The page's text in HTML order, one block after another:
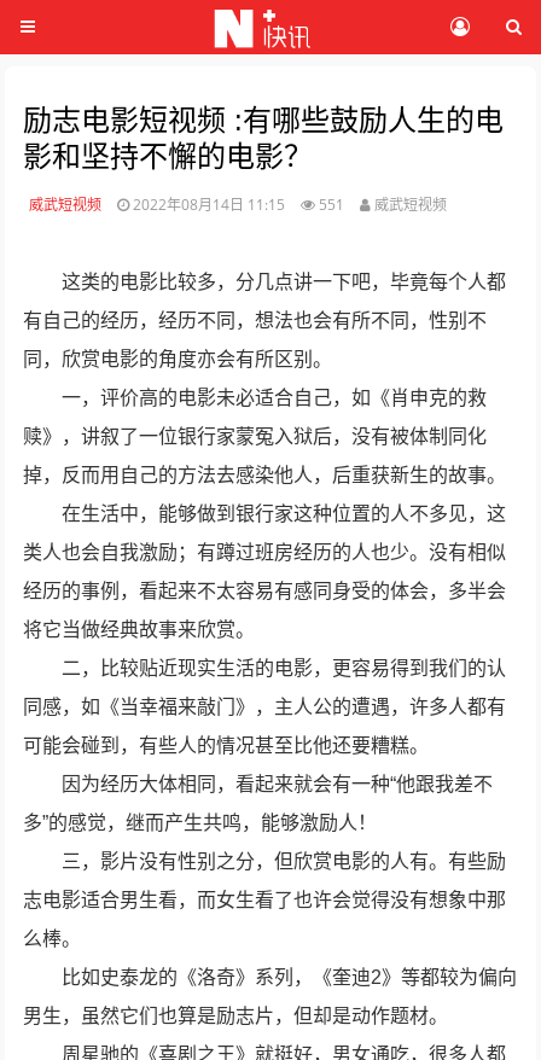
励志电影短视频 :有哪些鼓励人生的电
影和坚持不懈的电影？
威武短视频 2022年08月14日 11:15 551 威武短视频
这类的电影比较多，分几点讲一下吧，毕竟每个人都
有自己的经历，经历不同，想法也会有所不同，性别不
同，欣赏电影的角度亦会有所区别。
一，评价高的电影未必适合自己，如《肖申克的救
赎》，讲叙了一位银行家蒙冤入狱后，没有被体制同化
掉，反而用自己的方法去感染他人，后重获新生的故事。
在生活中，能够做到银行家这种位置的人不多见，这
类人也会自我激励；有蹲过班房经历的人也少。没有相似
经历的事例，看起来不太容易有感同身受的体会，多半会
将它当做经典故事来欣赏。
二，比较贴近现实生活的电影，更容易得到我们的认
同感，如《当幸福来敲门》，主人公的遭遇，许多人都有
可能会碰到，有些人的情况甚至比他还要糟糕。
因为经历大体相同，看起来就会有一种“他跟我差不
多”的感觉，继而产生共鸣，能够激励人！
三，影片没有性别之分，但欣赏电影的人有。有些励
志电影适合男生看，而女生看了也许会觉得没有想象中那
么棒。
比如史泰龙的《洛奇》系列，《奎迪2》等都较为偏向
男生，虽然它们也算是励志片，但却是动作题材。
周星驰的《喜剧之王》就挺好，男女通吃，很多人都